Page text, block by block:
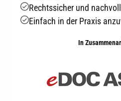
Rechtssicher und
Einfach in der Praxis
In